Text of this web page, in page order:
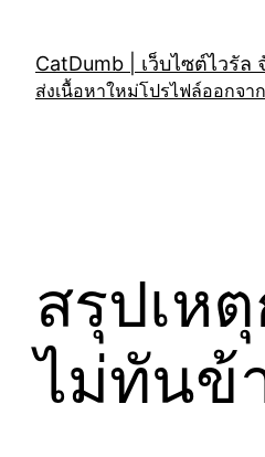
content
CatDumb | เว็บไซต์ไวรั
ส่งเนื้อหาใหม่โปรไฟล์ออกจา
สรุปเห
ไม่ทันข้